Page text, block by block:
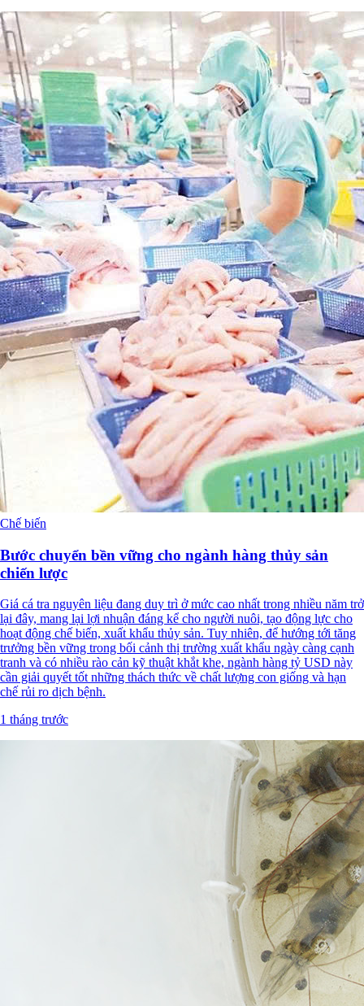
Chế biến
Bước chuyển bền vững cho ngành hàng thủy sản
chiến lược
Giá cá tra nguyên liệu đang duy trì ở mức cao nhất trong nhiều năm trở
lại đây, mang lại lợi nhuận đáng kể cho người nuôi, tạo động lực cho
hoạt động chế biến, xuất khẩu thủy sản. Tuy nhiên, để hướng tới tăng
trưởng bền vững trong bối cảnh thị trường xuất khẩu ngày càng cạnh
tranh và có nhiều rào cản kỹ thuật khắt khe, ngành hàng tỷ USD này
cần giải quyết tốt những thách thức về chất lượng con giống và hạn
chế rủi ro dịch bệnh.
1 tháng trước